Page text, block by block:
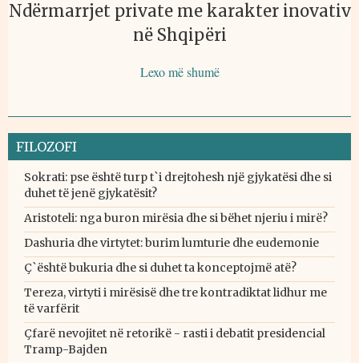
Ndërmarrjet private me karakter inovativ
në Shqipëri
Lexo më shumë
FILOZOFI
Sokrati: pse është turp t`i drejtohesh një gjykatësi dhe si
duhet të jenë gjykatësit?
Aristoteli: nga buron mirësia dhe si bëhet njeriu i mirë?
Dashuria dhe virtytet: burim lumturie dhe eudemonie
Ç`është bukuria dhe si duhet ta konceptojmë atë?
Tereza, virtyti i mirësisë dhe tre kontradiktat lidhur me
të varfërit
Çfarë nevojitet në retorikë - rasti i debatit presidencial
Tramp-Bajden